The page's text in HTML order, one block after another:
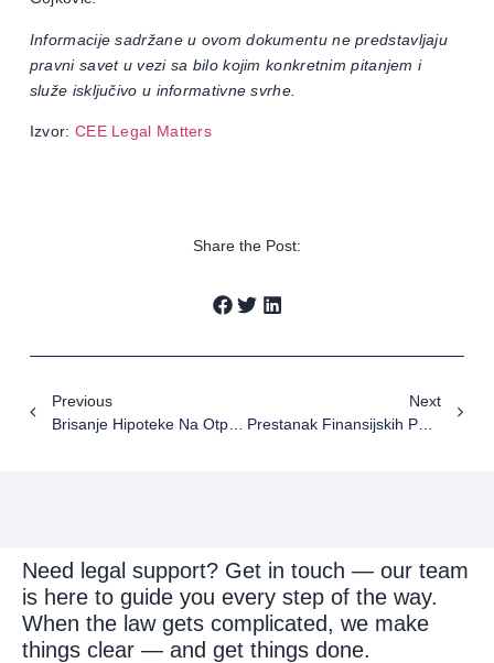
Informacije sadržane u ovom dokumentu ne predstavljaju
pravni savet u vezi sa bilo kojim konkretnim pitanjem i
služe isključivo u informativne svrhe.
Izvor: CEE Legal Matters
Share the Post:
Previous
Brisanje Hipoteke Na Otplaćene Kredite: Šta Banke Moraju Da Urade Do 1. Jula 2025.
Next
Prestanak Finansijskih Podsticaja Za Novonastanjene Radnike – Ključne Informacije Za Poslodavce
Need legal support? Get in touch — our team
is here to guide you every step of the way.
When the law gets complicated, we make
things clear — and get things done.